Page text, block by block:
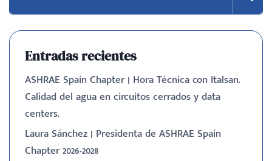
Entradas recientes
ASHRAE Spain Chapter | Hora Técnica con Italsan.
Calidad del agua en circuitos cerrados y data
centers.
Laura Sánchez | Presidenta de ASHRAE Spain
Chapter 2026-2028